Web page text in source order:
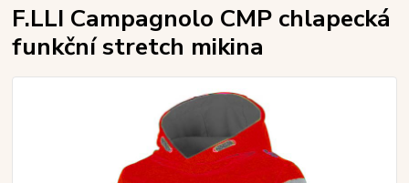
F.LLI Campagnolo CMP chlapecká
funkční stretch mikina